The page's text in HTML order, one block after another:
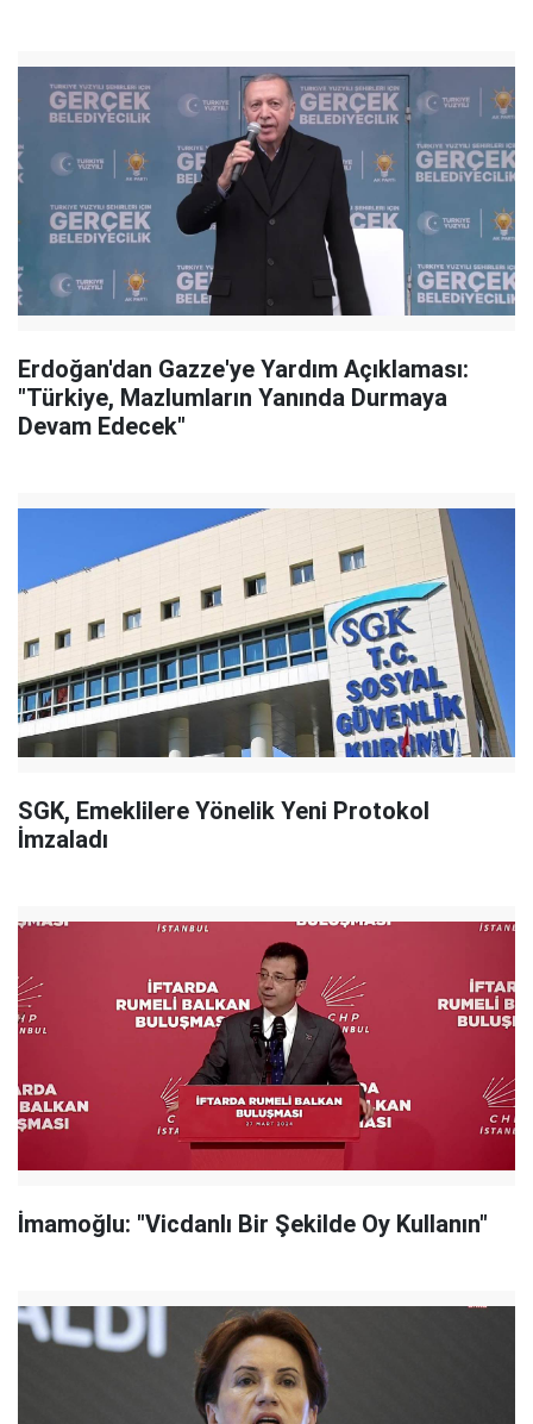
Erdoğan'dan Gazze'ye Yardım Açıklaması:
"Türkiye, Mazlumların Yanında Durmaya
Devam Edecek"
SGK, Emeklilere Yönelik Yeni Protokol
İmzaladı
İmamoğlu: "Vicdanlı Bir Şekilde Oy Kullanın"